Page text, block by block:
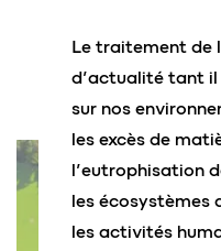
Le traitement de
d’actualité tant
sur nos
les excès de
l’eutrophisation
les écosystèmes
les activités